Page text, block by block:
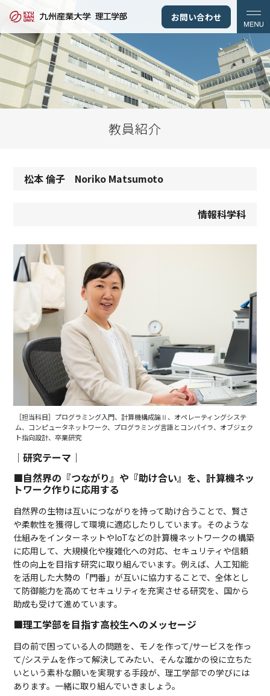
お問い合わせ
教員紹介
松本 倫子 Noriko Matsumoto
情報科学科
［担当科目］プログラミング入門、計算機構成論Ⅱ、オペレーティングシステ
ム、コンピュータネットワーク、プログラミング言語とコンパイラ、オブジェク
ト指向設計、卒業研究
｜研究テーマ｜
■自然界の『つながり』や『助け合い』を、計算機ネッ
トワーク作りに応用する
自然界の生物は互いにつながりを持って助け合うことで、賢さ
や柔軟性を獲得して環境に適応したりしています。そのような
仕組みをインターネットやIoTなどの計算機ネットワークの構築
に応用して、大規模化や複雑化への対応、セキュリティや信頼
性の向上を目指す研究に取り組んでいます。例えば、人工知能
を活用した大勢の「門番」が互いに協力することで、全体とし
て防御能力を高めてセキュリティを充実させる研究を、国から
助成も受けて進めています。
■理工学部を目指す高校生へのメッセージ
目の前で困っている人の問題を、モノを作って/サービスを作っ
て/システムを作って解決してみたい、そんな誰かの役に立ちた
いという素朴な願いを実現する手段が、理工学部での学びには
あります。一緒に取り組んでいきましょう。